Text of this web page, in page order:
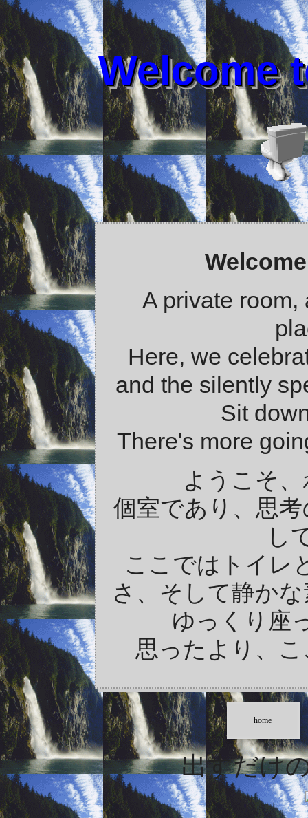
Welcome
A private
Here, we
and the silently
Sit
There's more
ようこそ
個室であり、思
し
ここではトイレ
さ、そして静か
ゆっくり座
思ったより、
home
出すだけ